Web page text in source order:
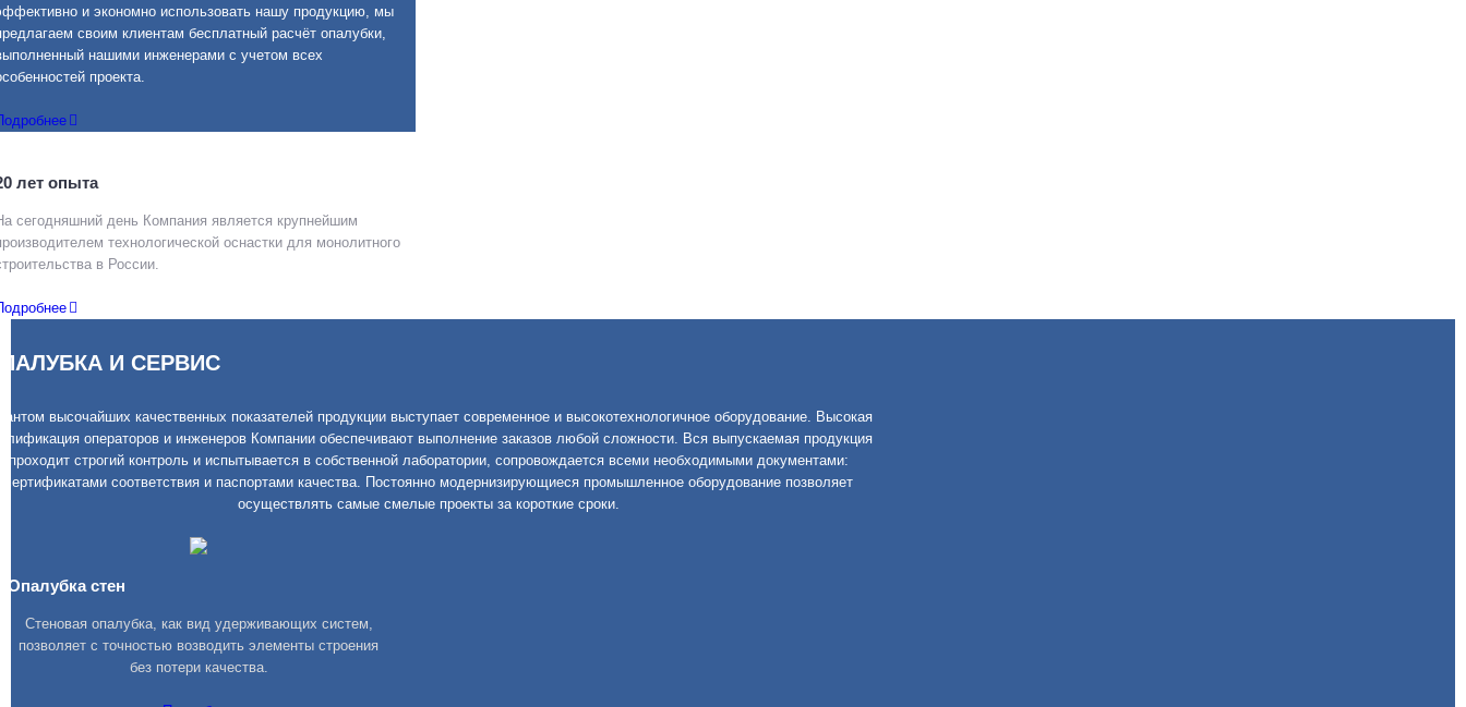
и экономно использовать нашу продукцию, мы
своим клиентам бесплатный расчёт опалубки,
нашими инженерами с учетом всех
проекта.
лет опыта
сегодняшний день Компания является крупнейшим
технологической оснастки для монолитного
в России.
И СЕРВИС
высочайших качественных показателей продукции выступает современное и высокотехнологичное оборудование. Высокая
операторов и инженеров Компании обеспечивают выполнение заказов любой сложности. Вся выпускаемая продукция
проходит строгий контроль и испытывается в собственной лаборатории, сопровождается всеми необходимыми документами:
сертификатами соответствия и паспортами качества. Постоянно модернизирующиеся промышленное оборудование позволяет
осуществлять самые смелые проекты за короткие сроки.
Опалубка стен
Стеновая опалубка, как вид удерживающих систем,
позволяет с точностью возводить элементы строения
без потери качества.